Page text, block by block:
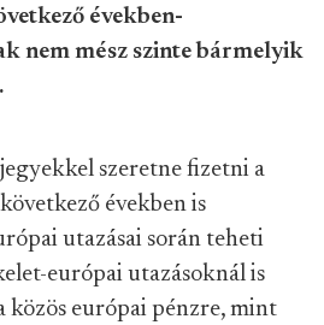
években-
nem mész szinte bármelyik
szeretne fizetni a
években is
utazásai során teheti
európai utazásoknál is
közös európai pénzre, mint